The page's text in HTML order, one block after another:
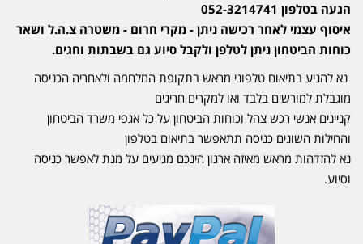
הגעה בטלפון 052-3214741
איסוף עצמי לאחר רכישה ניתן - מקרי חרום - משטרה צ.ה.ל ושאר
כוחות הביטחון ניתן לטלפן ולקבל סיוע גם בשבתות וחגים.
נא להגיע בתיאום טלפוני מראש בתקופת המלחמה ולאחריה הכניסה
מוגבלת למורשים בלבד ואו למקרים חריגים
קניינים אנשי רכש צהל וכוחות הביטחון על כל אגפי משרד הביטחון
והחילות השונים כניסה תתאפשר בתיאום בטלפון
נא להזדהות מראש מאיזה ארגון הינכם מגיעים על מנת לאפשר כניסה
וסיוע.